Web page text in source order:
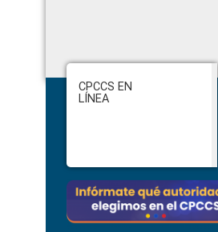
Footer
CPCCS EN
LÍNEA